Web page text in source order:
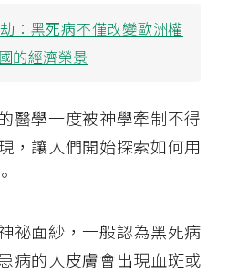
：黑死病不僅改變歐洲權
的經濟榮景
醫學一度被神學牽制不得
，讓人們開始探索如何用
祕面紗，一般認為黑死病
病的人皮膚會出現血斑或